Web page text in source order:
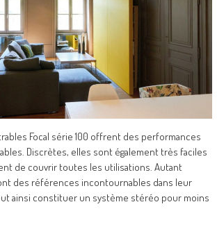
Focal série 100 offrent des performances
Discrètes, elles sont également très faciles
de couvrir toutes les utilisations. Autant
des références incontournables dans leur
ainsi constituer un système stéréo pour moins